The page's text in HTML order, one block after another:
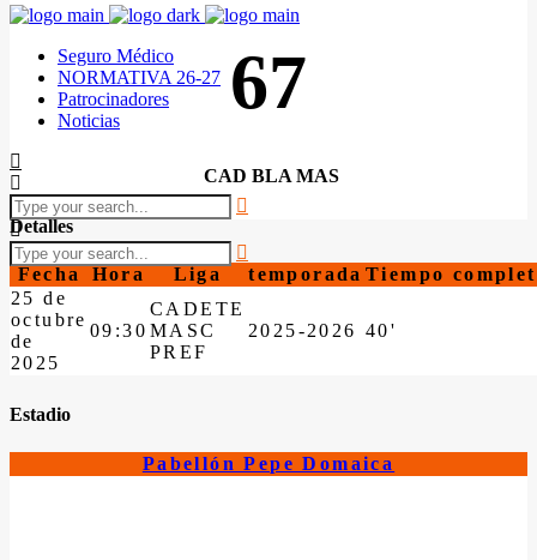
Seguro Médico
NORMATIVA 26-27
Patrocinadores
Noticias
67
CAD BLA MAS
Detalles
Fecha Hora Liga temporada Tiempo
25 de
octubre
de
2025
09:30
CADETE
MASC
PREF
2025-2026 40'
Estadio
Pabellón Pepe Domaica